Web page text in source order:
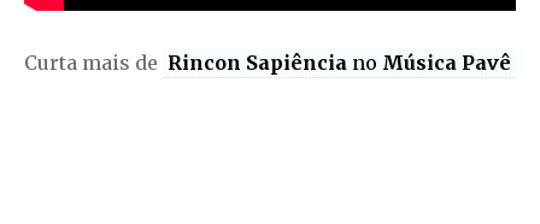
Curta mais de Rincon Sapiência no Música Pavê